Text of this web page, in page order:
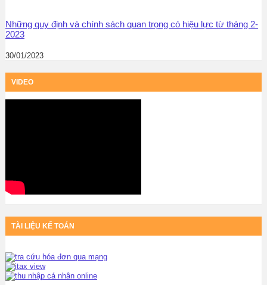
Những quy định và chính sách quan trọng có hiệu lực từ tháng 2-
2023
30/01/2023
VIDEO
TÀI LIỆU KẾ TOÁN